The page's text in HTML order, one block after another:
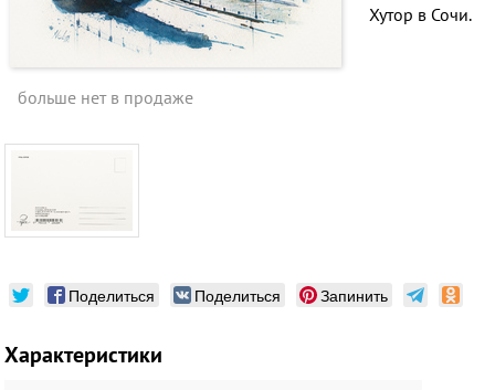
Хутор в Сочи.
больше нет в продаже
Поделиться Поделиться Запинить
Характеристики